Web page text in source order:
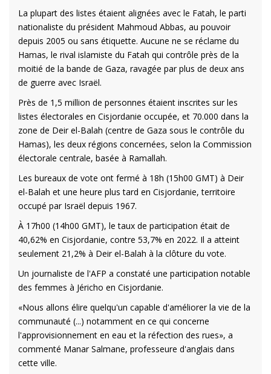
La plupart des listes étaient alignées avec le Fatah, le parti
nationaliste du président Mahmoud Abbas, au pouvoir
depuis 2005 ou sans étiquette. Aucune ne se réclame du
Hamas, le rival islamiste du Fatah qui contrôle près de la
moitié de la bande de Gaza, ravagée par plus de deux ans
de guerre avec Israël.
Près de 1,5 million de personnes étaient inscrites sur les
listes électorales en Cisjordanie occupée, et 70.000 dans la
zone de Deir el-Balah (centre de Gaza sous le contrôle du
Hamas), les deux régions concernées, selon la Commission
électorale centrale, basée à Ramallah.
Les bureaux de vote ont fermé à 18h (15h00 GMT) à Deir
el-Balah et une heure plus tard en Cisjordanie, territoire
occupé par Israël depuis 1967.
À 17h00 (14h00 GMT), le taux de participation était de
40,62% en Cisjordanie, contre 53,7% en 2022. Il a atteint
seulement 21,2% à Deir el-Balah à la clôture du vote.
Un journaliste de l'AFP a constaté une participation notable
des femmes à Jéricho en Cisjordanie.
«Nous allons élire quelqu'un capable d'améliorer la vie de la
communauté (...) notamment en ce qui concerne
l'approvisionnement en eau et la réfection des rues», a
commenté Manar Salmane, professeure d'anglais dans
cette ville.